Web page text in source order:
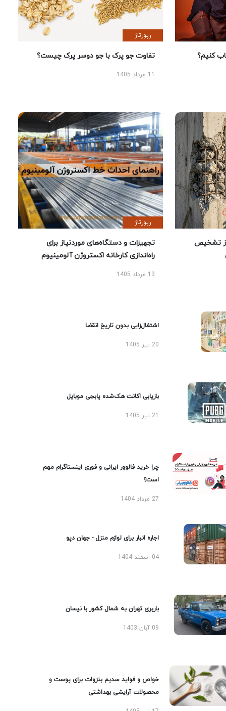
کنیم؟
رپورتاژ
تفاوت جو پرک با جو دوسر پرک چیست؟
تشخیص
رپورتاژ
تجهیزات و دستگاه‌های موردنیاز برای
راه‌اندازی کارخانه اکستروژن آلومینیوم
13 مرداد 1405
اشتغال‌زایی بدون تاریخ انقضا
20 تیر 1405
بازیابی اکانت هک‌شده پابجی موبایل
چرا خرید فالوور ایرانی و فوری اینستاگرام مهم
است؟
27 مرداد 1404
اجاره انبار برای لوازم منزل - جهان دپو
04 اسفند 1404
باربری تهران به شمال کشور با نیسان
09 آبان 1403
خواص و فواید سدیم بنزوات برای پوست و
محصولات آرایشی بهداشتی